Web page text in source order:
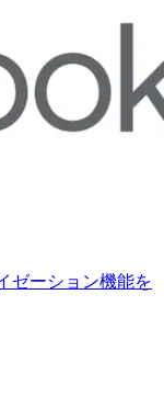
ゼーション機能を